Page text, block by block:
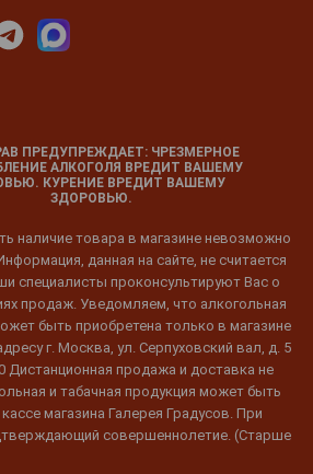
ПРЕДУПРЕЖДАЕТ: ЧРЕЗМЕРНОЕ
АЛКОГОЛЯ ВРЕДИТ ВАШЕМУ
КУРЕНИЕ ВРЕДИТ ВАШЕМУ
ЗДОРОВЬЮ.
наличие товара в магазине невозможно
данная на сайте, не считается
специалисты проконсультируют Вас о
продаж. Уведомляем, что алкогольная
быть приобретена только в магазине
г. Москва, ул. Серпуховский вал, д. 5
Дистанционная продажа и доставка не
и табачная продукция может быть
магазина Галерея Градусов. При
совершеннолетие. (Старше